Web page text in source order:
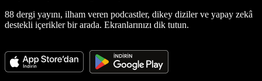
88 dergi yayını, ilham veren podcastler, dikey diziler ve yapay zekâ
destekli içerikler bir arada. Ekranlarınızı dik tutun.